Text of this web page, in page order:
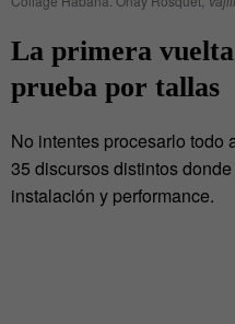
La primera
prueba por tallas
No intentes procesarlo todo
35 discursos distintos
instalación y performance.